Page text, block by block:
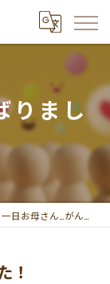
りまし
一日お母さん…がんばりました！
！